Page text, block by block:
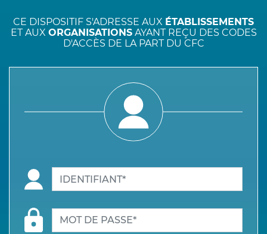
CE DISPOSITIF S'ADRESSE AUX ÉTABLISSEMENTS
ET AUX ORGANISATIONSAYANT REÇU DES CODES
D'ACCÈS DE LA PART DU CFC